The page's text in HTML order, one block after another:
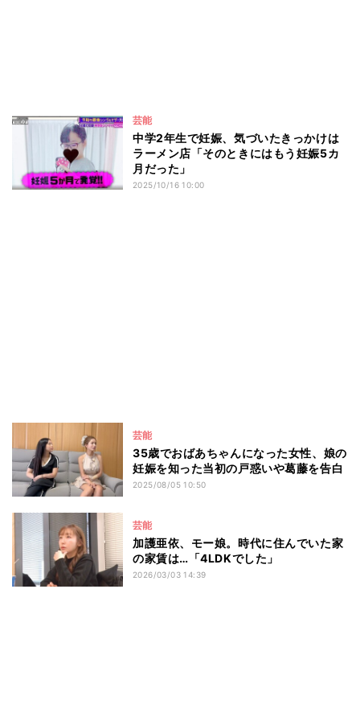
芸能
中学2年生で妊娠、気づいたきっかけは
ラーメン店「そのときにはもう妊娠5カ
月だった」
2025/10/16 10:00
芸能
35歳でおばあちゃんになった女性、娘の
妊娠を知った当初の戸惑いや葛藤を告白
2025/08/05 10:50
芸能
加護亜依、モー娘。時代に住んでいた家
の家賃は…「4LDKでした」
2026/03/03 14:39